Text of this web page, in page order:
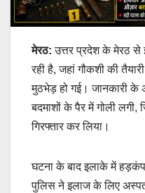
मेरठ: उत्तर प्रदेश के मेरठ
रही है, जहां गौकशी की
मुठभेड़ हो गई। जानकारी के
बदमाशों के पैर में गोली
गिरफ्तार कर लिया।
घटना के बाद इलाके में
पुलिस ने इलाज के लिए